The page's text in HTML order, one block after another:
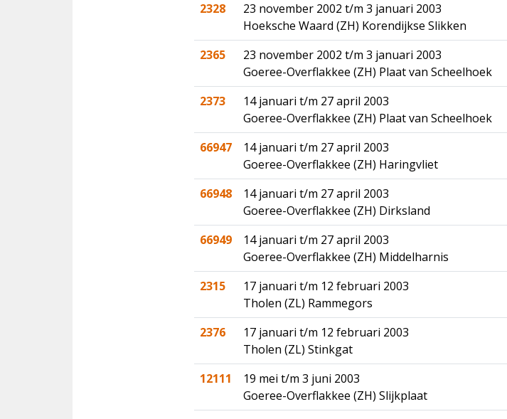
2328
23 november 2002 t/m 3 januari 2003
Hoeksche Waard (ZH) Korendijkse Slikken
2365
23 november 2002 t/m 3 januari 2003
Goeree-Overflakkee (ZH) Plaat van Scheelhoek
2373
14 januari t/m 27 april 2003
Goeree-Overflakkee (ZH) Plaat van Scheelhoek
66947
14 januari t/m 27 april 2003
Goeree-Overflakkee (ZH) Haringvliet
66948
14 januari t/m 27 april 2003
Goeree-Overflakkee (ZH) Dirksland
66949
14 januari t/m 27 april 2003
Goeree-Overflakkee (ZH) Middelharnis
2315
17 januari t/m 12 februari 2003
Tholen (ZL) Rammegors
2376
17 januari t/m 12 februari 2003
Tholen (ZL) Stinkgat
12111
19 mei t/m 3 juni 2003
Goeree-Overflakkee (ZH) Slijkplaat